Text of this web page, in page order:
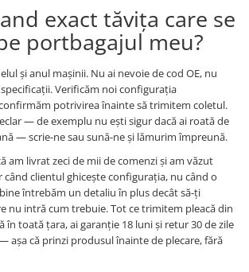
exact tăvița care se
portbagajul meu?
și anul mașinii. Nu ai nevoie de cod OE, nu
Verificăm noi configurația
potrivirea înainte să trimitem coletul.
— de exemplu nu ești sigur dacă ai roată de
— scrie-ne sau sună-ne și lămurim împreună.
am livrat zeci de mii de comenzi și am văzut
când clientul ghicește configurația, nu când o
întrebăm un detaliu în plus decât să-ți
nu intră cum trebuie. Tot ce trimitem pleacă din
în toată țara, ai garanție 18 luni și retur 30 de zile
așa că prinzi produsul înainte de plecare, fără